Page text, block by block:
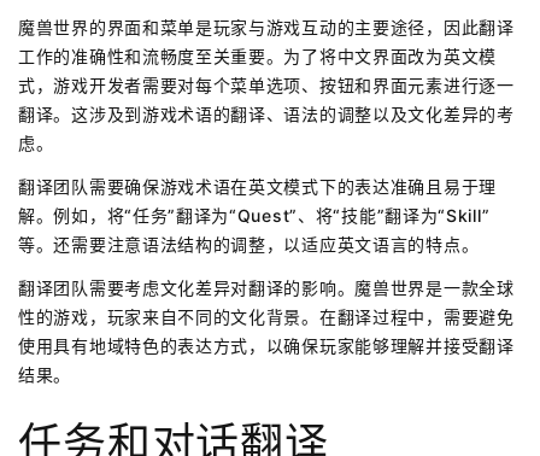
魔兽世界的界面和菜单是玩家与游戏互动的主要途径，因此翻译
工作的准确性和流畅度至关重要。为了将中文界面改为英文模
式，游戏开发者需要对每个菜单选项、按钮和界面元素进行逐一
翻译。这涉及到游戏术语的翻译、语法的调整以及文化差异的考
虑。
翻译团队需要确保游戏术语在英文模式下的表达准确且易于理
解。例如，将“任务”翻译为“Quest”、将“技能”翻译为“Skill”
等。还需要注意语法结构的调整，以适应英文语言的特点。
翻译团队需要考虑文化差异对翻译的影响。魔兽世界是一款全球
性的游戏，玩家来自不同的文化背景。在翻译过程中，需要避免
使用具有地域特色的表达方式，以确保玩家能够理解并接受翻译
结果。
任务和对话翻译